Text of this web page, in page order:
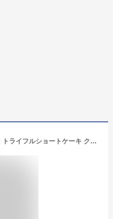
2025 送料無料 [ patisserie KIHACHI ] トライフルショートケーキ クリスマスケーキ 15cm 5号 3人 4人 5人 パティスリー キハチ ショートケーキ いちごショート シンプル ホールケーキ 冷凍 かわいい おしゃれ 大人 子供 上品 クリスマス限定 イベント 高級 ギフト 直送3